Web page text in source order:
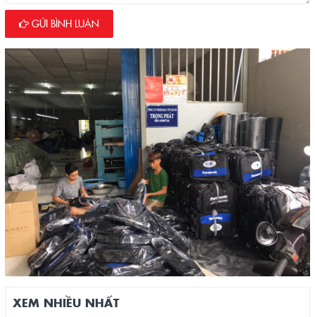
GỬI BÌNH LUẬN
XEM NHIỀU NHẤT